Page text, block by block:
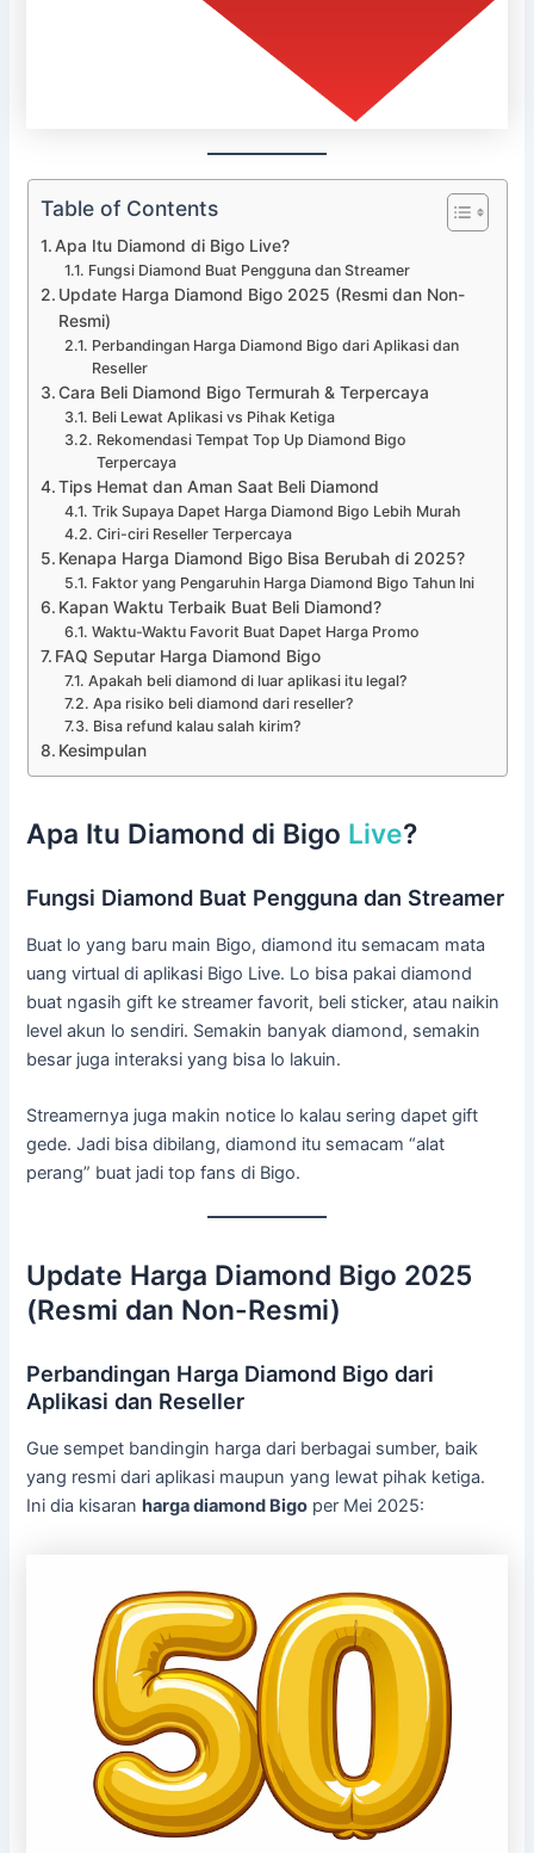
Table of Contents
Apa Itu Diamond di Bigo Live?
Fungsi Diamond Buat Pengguna dan Streamer
Update Harga Diamond Bigo 2025 (Resmi dan Non-
Resmi)
Perbandingan Harga Diamond Bigo dari Aplikasi dan
Reseller
Cara Beli Diamond Bigo Termurah & Terpercaya
Beli Lewat Aplikasi vs Pihak Ketiga
Rekomendasi Tempat Top Up Diamond Bigo
Terpercaya
Tips Hemat dan Aman Saat Beli Diamond
Trik Supaya Dapet Harga Diamond Bigo Lebih Murah
Ciri-ciri Reseller Terpercaya
Kenapa Harga Diamond Bigo Bisa Berubah di 2025?
Faktor yang Pengaruhin Harga Diamond Bigo Tahun Ini
Kapan Waktu Terbaik Buat Beli Diamond?
Waktu-Waktu Favorit Buat Dapet Harga Promo
FAQ Seputar Harga Diamond Bigo
Apakah beli diamond di luar aplikasi itu legal?
Apa risiko beli diamond dari reseller?
Bisa refund kalau salah kirim?
Kesimpulan
Apa Itu Diamond di Bigo Live?
Fungsi Diamond Buat Pengguna dan Streamer
Buat lo yang baru main Bigo, diamond itu semacam mata
uang virtual di aplikasi Bigo Live. Lo bisa pakai diamond
buat ngasih gift ke streamer favorit, beli sticker, atau naikin
level akun lo sendiri. Semakin banyak diamond, semakin
besar juga interaksi yang bisa lo lakuin.
Streamernya juga makin notice lo kalau sering dapet gift
gede. Jadi bisa dibilang, diamond itu semacam “alat
perang” buat jadi top fans di Bigo.
Update Harga Diamond Bigo 2025
(Resmi dan Non-Resmi)
Perbandingan Harga Diamond Bigo dari
Aplikasi dan Reseller
Gue sempet bandingin harga dari berbagai sumber, baik
yang resmi dari aplikasi maupun yang lewat pihak ketiga.
Ini dia kisaranharga diamond Bigo per Mei 2025: